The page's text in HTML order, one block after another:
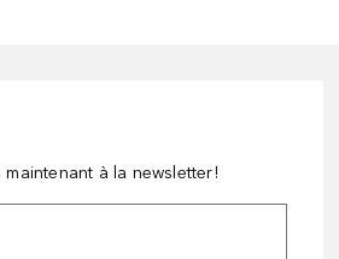
à la newsletter!